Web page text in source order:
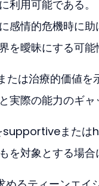
利用可能である
感情的危機時に
を曖昧にする可能
は治療的価値を
実際の能力のギャ
または
対象とする場合